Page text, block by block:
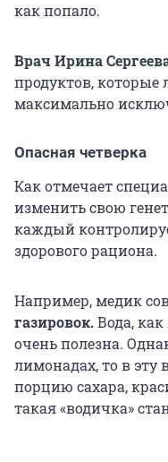
как попало.
Врач Ирина
продуктов,
максимально
Опасная четверка
Как отмечает
изменить свою
каждый
здорового рациона.
Например, медик
газировок.Вода,
очень полезна.
лимонадах, то в эту
порцию сахара,
такая «водичка»